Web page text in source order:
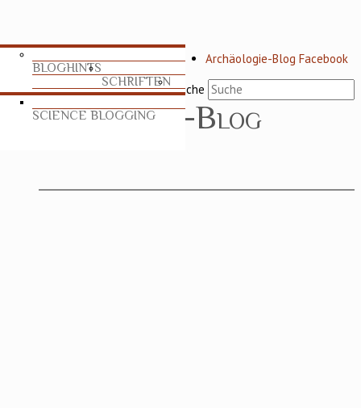
Archäologie-Blog Facebook
Suche
BLOGHINTS
SCHRIFTEN
SCIENCE BLOGGING